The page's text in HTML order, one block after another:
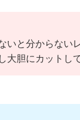
いと分からない
大胆にカットし